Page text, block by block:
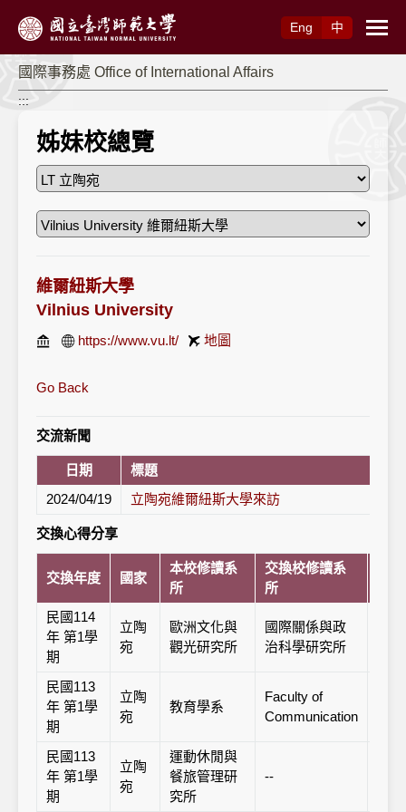
Eng
中
國際事務處 Office of International Affairs
:::
姊妹校總覽
維爾紐斯大學
Vilnius University
https://www.vu.lt/ 地圖
Go Back
交流新聞
日期
標題
2024/04/19
立陶宛維爾紐斯大學來訪
交換心得分享
交換年度 國家
本校修讀系
所
交換校修讀系
所
民國114
年 第1學
期
立陶
宛
歐洲文化與
觀光研究所
國際關係與政
治科學研究所
民國113
年 第1學
期
立陶
宛
教育學系
Faculty of
Communication
民國113
年 第1學
期
立陶
宛
運動休閒與
餐旅管理研
究所
--